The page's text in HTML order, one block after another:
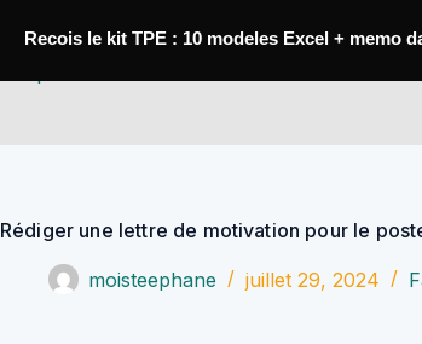
Rédiger une lettre de motivation pour le
moisteephane juillet 29, 2024
Recois le kit TPE : 10 modeles Excel + memo